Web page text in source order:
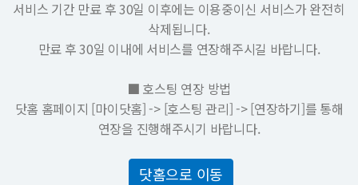
서비스 기간 만료 후 30일 이후에는 이용중이신 서비스가 완전히
삭제됩니다.
만료 후 30일 이내에 서비스를 연장해주시길 바랍니다.
■ 호스팅 연장 방법
닷홈 홈페이지 [마이닷홈] -> [호스팅 관리] -> [연장하기]를 통해
연장을 진행해주시기 바랍니다.
닷홈으로 이동